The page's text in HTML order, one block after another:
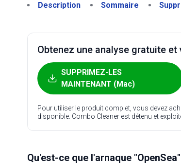
Description
Sommaire
Obtenez une analyse gratuite
SUPPRIMEZ-LES
MAINTENANT (Mac)
Pour utiliser le produit complet, vous devez
disponible. Combo Cleaner est détenu et
Qu'est-ce que l'arnaque